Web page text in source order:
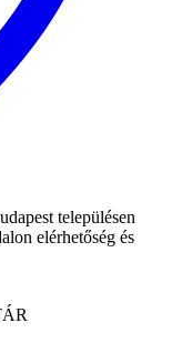
településen
elérhetőség és